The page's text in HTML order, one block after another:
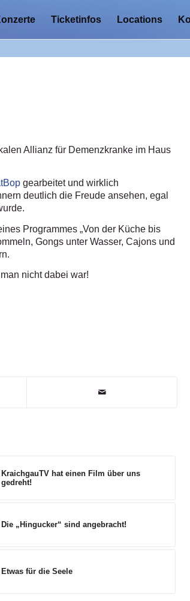
Ticketinfos Locations
Allianz für Demenzkranke im Haus
gearbeitet und wirklich
deutlich die Freude ansehen, egal
Programmes „Von der Küche bis
Gongs unter Wasser, Cajons und
nicht dabei war!
KraichgauTV hat einen Film über uns
gedreht!
Die „Hingucker“ sind angebracht!
Etwas für die Seele